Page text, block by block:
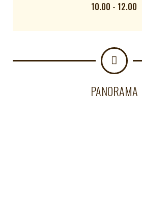
10.00 - 12.00
PANORAMA